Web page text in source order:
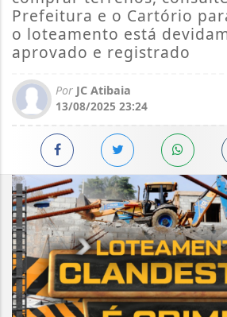
Prefeitura e o Cartório
o loteamento está
aprovado e registrado
Por JC Atibaia
13/08/2025 23:24